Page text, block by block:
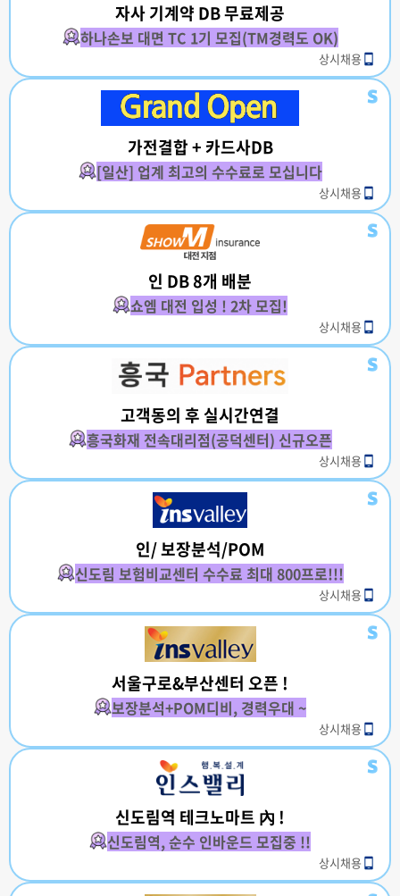
자사 기계약 DB 무료제공
하나손보 대면 TC 1기 모집(TM경력도 OK)
상시채용
가전결합 + 카드사DB
[일산] 업계 최고의 수수료로 모십니다
상시채용
인 DB 8개 배분
쇼엠 대전 입성 ! 2차 모집!
상시채용
고객동의 후 실시간연결
흥국화재 전속대리점(공덕센터) 신규오픈
상시채용
인/ 보장분석/POM
신도림 보험비교센터 수수료 최대 800프로!!!
상시채용
서울구로&부산센터 오픈 !
보장분석+POM디비, 경력우대 ~
상시채용
신도림역 테크노마트 內 !
신도림역, 순수 인바운드 모집중 !!
상시채용